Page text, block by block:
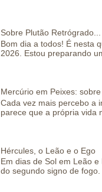
Sobre Plutão Retrógrado...
Bom dia a todos! É nesta
2026. Estou preparando
Mercúrio em Peixes:
Cada vez mais percebo a
parece que a própria vida
Hércules, o Leão e o Ego
Em dias de Sol em Leão
do segundo signo de